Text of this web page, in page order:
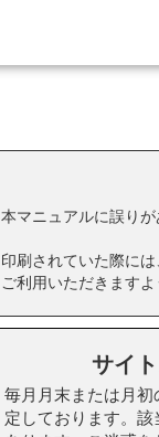
本マニュアルに誤り
印刷されていた際に
ご利用いただきますよ
サイ
毎月月末または月
定しております。